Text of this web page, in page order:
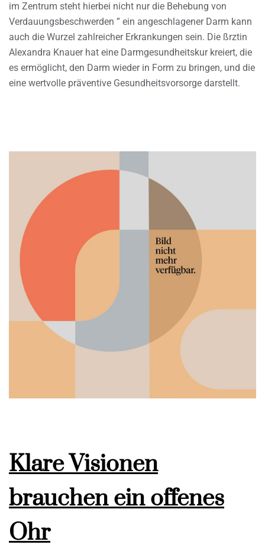
im Zentrum steht hierbei nicht nur die Behebung von
Verdauungsbeschwerden ” ein angeschlagener Darm kann
auch die Wurzel zahlreicher Erkrankungen sein. Die ßrztin
Alexandra Knauer hat eine Darmgesundheitskur kreiert, die
es ermöglicht, den Darm wieder in Form zu bringen, und die
eine wertvolle präventive Gesundheitsvorsorge darstellt.
Klare Visionen
brauchen ein offenes
Ohr